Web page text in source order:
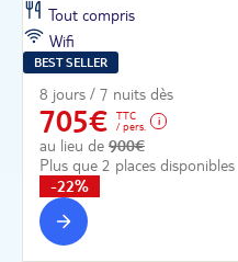
Tout compris
Wifi
BEST SELLER
8 jours / 7 nuits dès
705€
TTC
/ pers.
au lieu de 900€
Plus que 2 places disponibles
-22%